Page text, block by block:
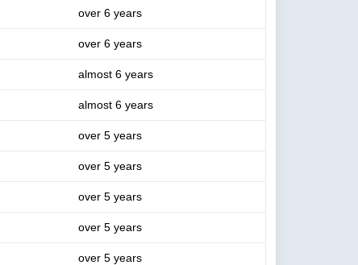
over 6 years
over 6 years
almost 6 years
almost 6 years
over 5 years
over 5 years
over 5 years
over 5 years
over 5 years